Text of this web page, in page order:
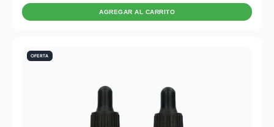
AGREGAR AL CARRITO
OFERTA